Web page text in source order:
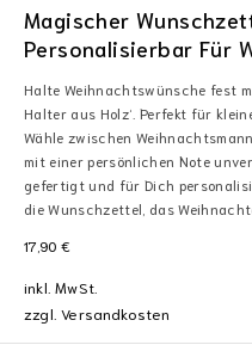
Magischer
Personalisierbar Für
Halte Weihnachtswünsche fest
Halter aus Holz‘. Perfekt für
Wähle zwischen
mit einer persönlichen Note
gefertigt und für Dich
die Wunschzettel, das
17,90 €
inkl. MwSt.
zzgl.Versandkosten